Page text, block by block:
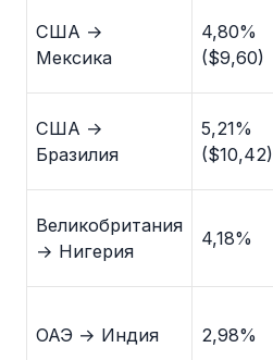
США →
Мексика
4,80%
($9,60)
США →
Бразилия
5,21%
($10,42)
Великобритания
→ Нигерия
4,18%
ОАЭ → Индия 2,98%